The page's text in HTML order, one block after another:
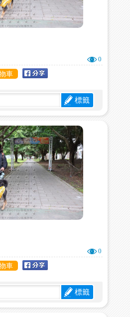
0
車
標籤
0
車
標籤